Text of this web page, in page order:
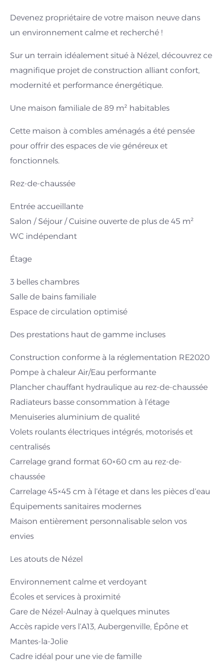
Devenez propriétaire de votre maison neuve dans
un environnement calme et recherché !
Sur un terrain idéalement situé à Nézel, découvrez ce
magnifique projet de construction alliant confort,
modernité et performance énergétique.
Une maison familiale de 89 m² habitables
Cette maison à combles aménagés a été pensée
pour offrir des espaces de vie généreux et
fonctionnels.
Rez-de-chaussée
Entrée accueillante
Salon / Séjour / Cuisine ouverte de plus de 45 m²
WC indépendant
Étage
3 belles chambres
Salle de bains familiale
Espace de circulation optimisé
Des prestations haut de gamme incluses
Construction conforme à la réglementation RE2020
Pompe à chaleur Air/Eau performante
Plancher chauffant hydraulique au rez-de-chaussée
Radiateurs basse consommation à l’étage
Menuiseries aluminium de qualité
Volets roulants électriques intégrés, motorisés et
centralisés
Carrelage grand format 60×60 cm au rez-de-
chaussée
Carrelage 45×45 cm à l’étage et dans les pièces d’eau
Équipements sanitaires modernes
Maison entièrement personnalisable selon vos
envies
Les atouts de Nézel
Environnement calme et verdoyant
Écoles et services à proximité
Gare de Nézel-Aulnay à quelques minutes
Accès rapide vers l’A13, Aubergenville, Épône et
Mantes-la-Jolie
Cadre idéal pour une vie de famille